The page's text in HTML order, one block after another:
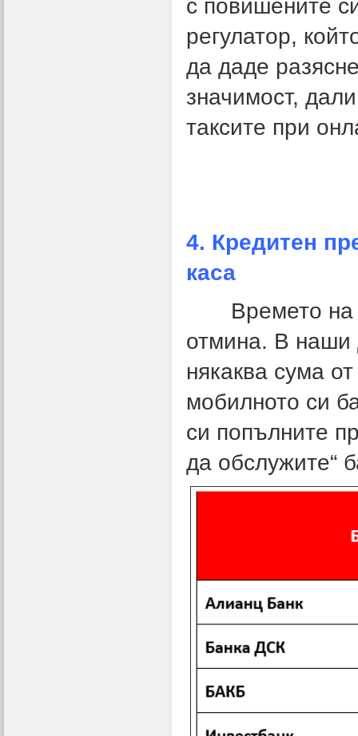
с повишените
регулатор,
да даде
значимост,
таксите при
4. Кредитен
каса
Времето на
отмина. В наши
някаква сума
мобилното си
си попълните
да обслужите“